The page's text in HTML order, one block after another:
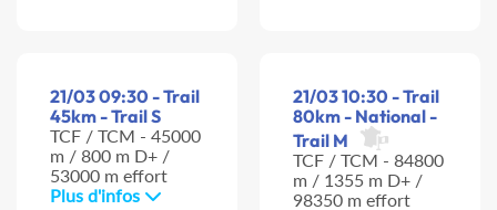
21/03 09:30 - Trail
45km - Trail S
TCF / TCM - 45000
m / 800 m D+ /
53000 m effort
Plus d'infos
21/03 10:30 - Trail
80km - National -
Trail M
TCF / TCM - 84800
m / 1355 m D+ /
98350 m effort